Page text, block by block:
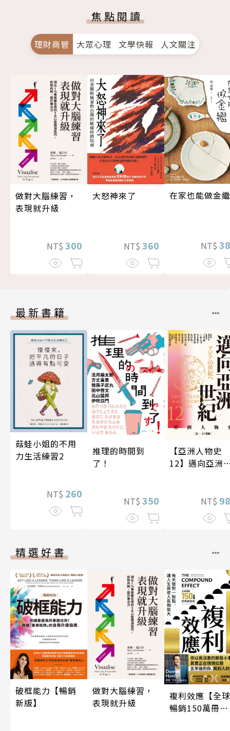
焦點閱讀
理財商管 大眾心理 文學快報 人文關注
做對大腦練習，
表現就升級
NT$ 300
大怒神來了
NT$ 360
在家也能做金繼
NT$
最新書籍
菇蛙小姐的不用
力生活練習2
NT$ 260
推理的時間到
了！
NT$ 350
【亞洲人物史
12】邁向亞洲
NT$
精選好書
破框能力【暢銷
新版】
做對大腦練習，
表現就升級
複利效應【全球
暢銷150萬冊・